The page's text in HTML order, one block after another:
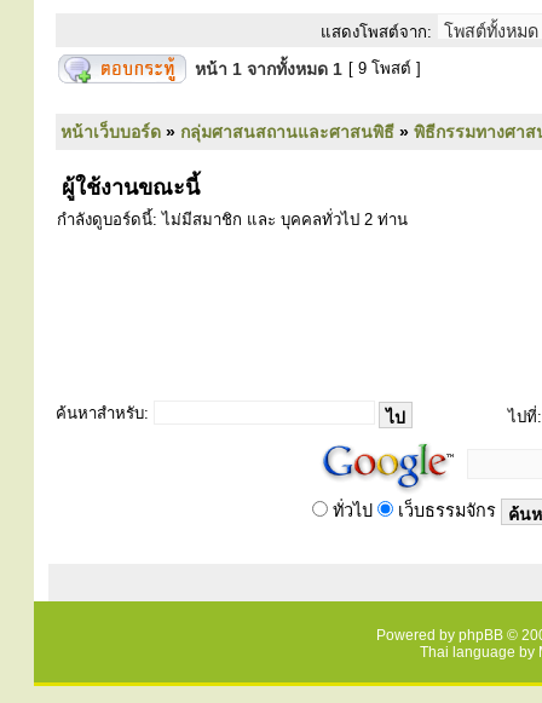
แสดงโพสต์จาก:
หน้า 1 จากทั้งหมด 1 [ 9 โพสต์ ]
หน้าเว็บบอร์ด » กลุ่มศาสนสถานและศาสนพิธี » พิธีกรรมทางศา
ผู้ใช้งานขณะนี้
กำลังดูบอร์ดนี้: ไม่มีสมาชิก และ บุคคลทั่วไป 2 ท่าน
ค้นหาสำหรับ: ไปที่:
ทั่วไป เว็บธรรมจักร
Powered by phpBB ©
Thai language by